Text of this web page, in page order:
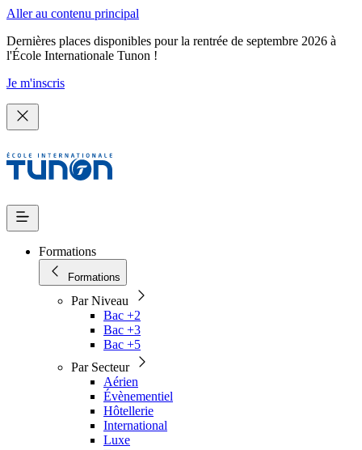
Aller au contenu principal
Dernières places disponibles pour la rentrée de septembre 2026 à
l'École Internationale Tunon !
Je m'inscris
Formations
Formations
Par Niveau
Bac +2
Bac +3
Bac +5
Par Secteur
Aérien
Évènementiel
Hôtellerie
International
Luxe